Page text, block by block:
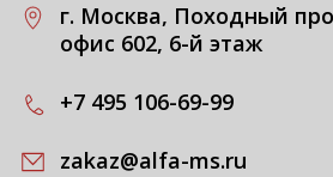
г. Москва, Походный
офис 602, 6-й этаж
+7 495 106-69-99
zakaz@alfa-ms.ru